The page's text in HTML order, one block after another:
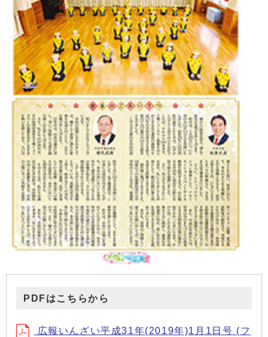
PDFはこちらから
広報いんざい平成31年(2019年)1月1日号 (フ